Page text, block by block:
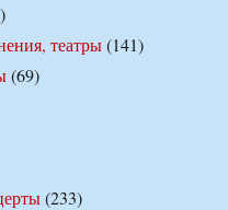
театры(141)
(69)
(233)